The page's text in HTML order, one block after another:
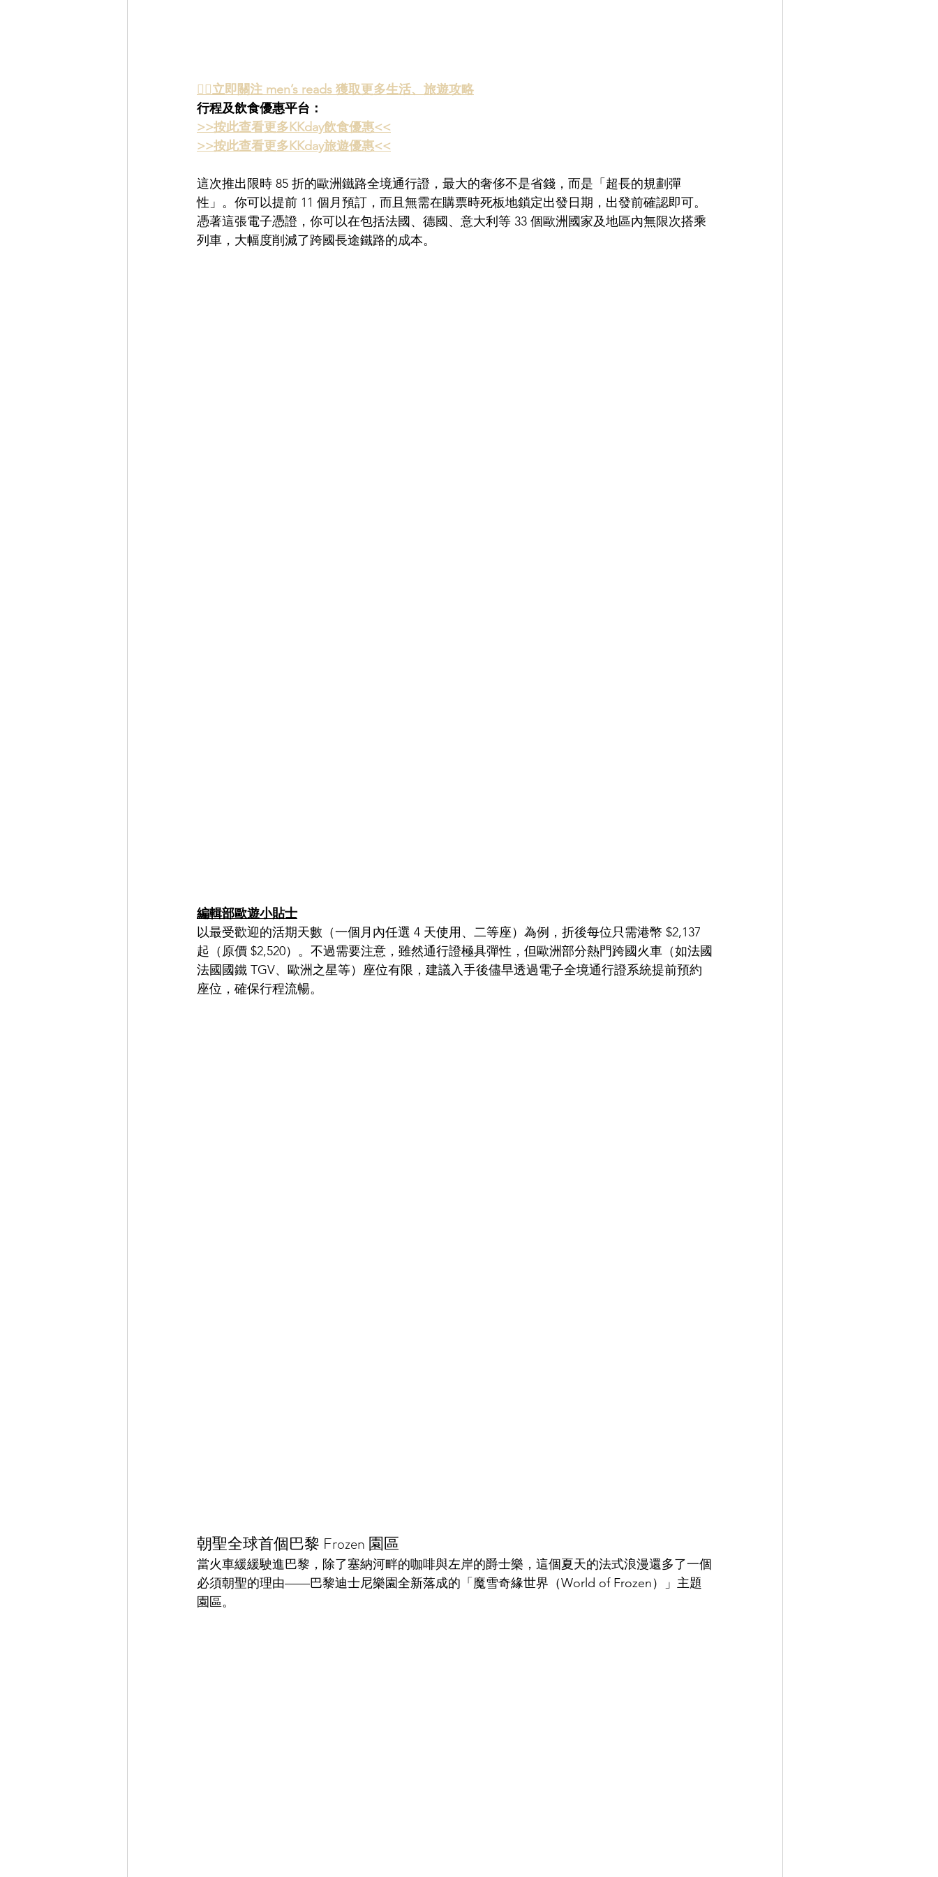
👉🏻立即關注 men’s reads 獲取更多生活、旅遊攻略
行程及飲食優惠平台：
>>按此查看更多KKday飲食優惠<<
>>按此查看更多KKday旅遊優惠<<
這次推出限時 85 折的歐洲鐵路全境通行證，最大的奢侈不是省錢，而是「超長的規劃彈
性」。你可以提前 11 個月預訂，而且無需在購票時死板地鎖定出發日期，出發前確認即可。
憑著這張電子憑證，你可以在包括法國、德國、意大利等 33 個歐洲國家及地區內無限次搭乘
列車，大幅度削減了跨國長途鐵路的成本。
編輯部歐遊小貼士
以最受歡迎的活期天數（一個月內任選 4 天使用、二等座）為例，折後每位只需港幣 $2,137
起（原價 $2,520）。不過需要注意，雖然通行證極具彈性，但歐洲部分熱門跨國火車（如法國
法國國鐵 TGV、歐洲之星等）座位有限，建議入手後儘早透過電子全境通行證系統提前預約
座位，確保行程流暢。
朝聖全球首個巴黎 Frozen 園區
當火車緩緩駛進巴黎，除了塞納河畔的咖啡與左岸的爵士樂，這個夏天的法式浪漫還多了一個
必須朝聖的理由——巴黎迪士尼樂園全新落成的「魔雪奇緣世界（World of Frozen）」主題
園區。